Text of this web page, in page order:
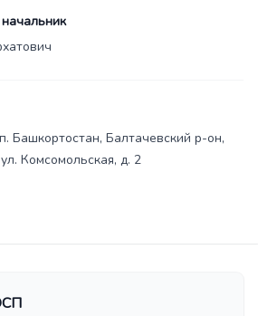
Башкортостан, Балтачевский р-он,
Комсомольская, д. 2